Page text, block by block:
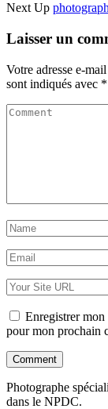
Next Up
Laisser un
Votre adresse e-
sont indiqués avec *
Enregistrer
pour mon prochain
Photographe
dans le NPDC.